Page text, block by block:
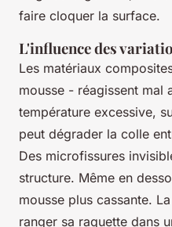
faire cloquer la surface.
L'influence des
Les matériaux
mousse - réagissent mal
température excessive,
peut dégrader la colle
Des microfissures
structure. Même en
mousse plus cassante.
ranger sa raquette dans